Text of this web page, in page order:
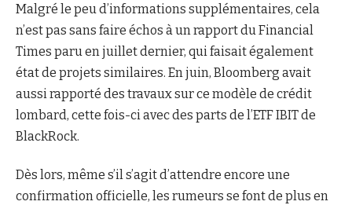
Malgré le peu d’informations supplémentaires, cela
n’est pas sans faire échos à un rapport du Financial
Times paru en juillet dernier, qui faisait également
état de projets similaires. En juin, Bloomberg avait
aussi rapporté des travaux sur ce modèle de crédit
lombard, cette fois-ci avec des parts de l’ETF IBIT de
BlackRock.
Dès lors, même s’il s’agit d’attendre encore une
confirmation officielle, les rumeurs se font de plus en